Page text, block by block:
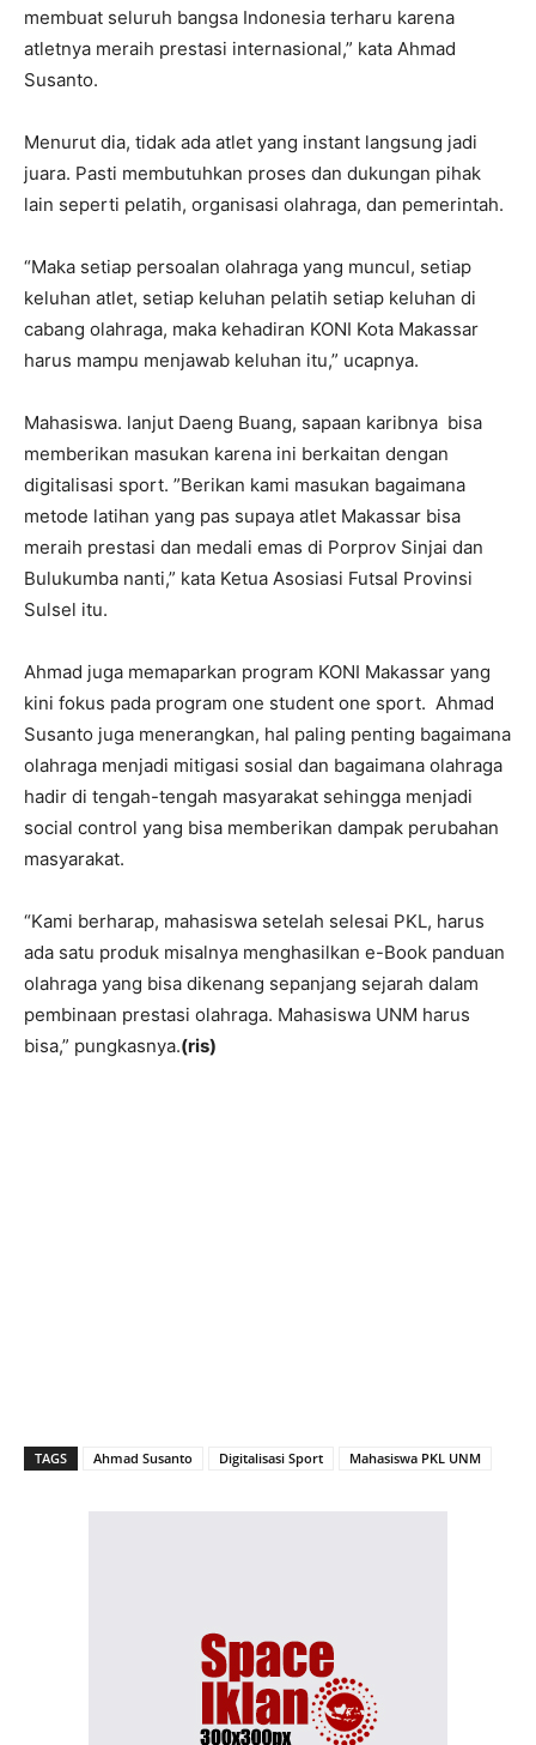
membuat seluruh bangsa Indonesia terharu karena
atletnya meraih prestasi internasional,” kata Ahmad
Susanto.
Menurut dia, tidak ada atlet yang instant langsung jadi
juara. Pasti membutuhkan proses dan dukungan pihak
lain seperti pelatih, organisasi olahraga, dan pemerintah.
“Maka setiap persoalan olahraga yang muncul, setiap
keluhan atlet, setiap keluhan pelatih setiap keluhan di
cabang olahraga, maka kehadiran KONI Kota Makassar
harus mampu menjawab keluhan itu,” ucapnya.
Mahasiswa. lanjut Daeng Buang, sapaan karibnya bisa
memberikan masukan karena ini berkaitan dengan
digitalisasi sport. ”Berikan kami masukan bagaimana
metode latihan yang pas supaya atlet Makassar bisa
meraih prestasi dan medali emas di Porprov Sinjai dan
Bulukumba nanti,” kata Ketua Asosiasi Futsal Provinsi
Sulsel itu.
Ahmad juga memaparkan program KONI Makassar yang
kini fokus pada program one student one sport. Ahmad
Susanto juga menerangkan, hal paling penting bagaimana
olahraga menjadi mitigasi sosial dan bagaimana olahraga
hadir di tengah-tengah masyarakat sehingga menjadi
social control yang bisa memberikan dampak perubahan
masyarakat.
“Kami berharap, mahasiswa setelah selesai PKL, harus
ada satu produk misalnya menghasilkan e-Book panduan
olahraga yang bisa dikenang sepanjang sejarah dalam
pembinaan prestasi olahraga. Mahasiswa UNM harus
bisa,” pungkasnya.(ris)
TAGS Ahmad Susanto Digitalisasi Sport Mahasiswa PKL UNM